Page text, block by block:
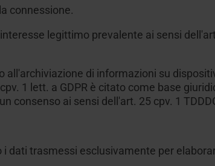
connessione.
legittimo prevalente ai sensi
di informazioni su
1 lett. a GDPR è citato come base
consenso ai sensi dell'art. 25 cpv. 1
dati trasmessi esclusivamente per